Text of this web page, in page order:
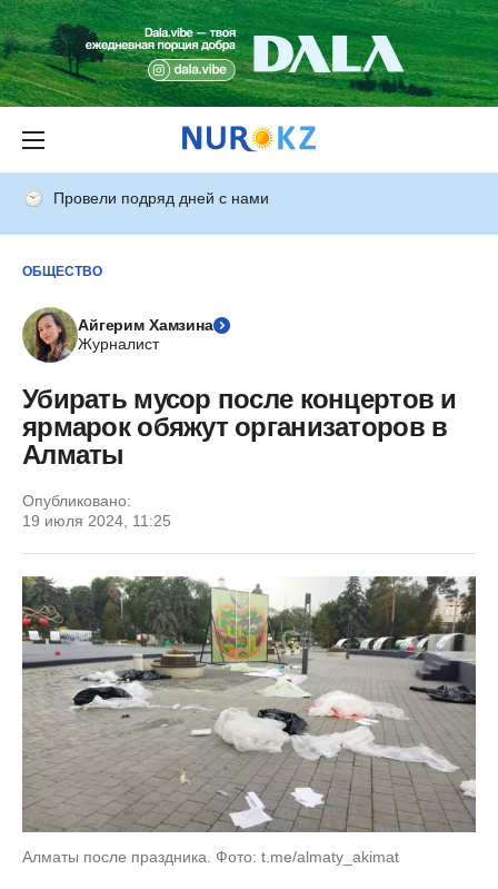
Провели подряд дней с нами
ОБЩЕСТВО
Айгерим Хамзина
Журналист
Убирать мусор после концертов и
ярмарок обяжут организаторов в
Алматы
Опубликовано:
19 июля 2024, 11:25
Алматы после праздника. Фото: t.me/almaty_akimat